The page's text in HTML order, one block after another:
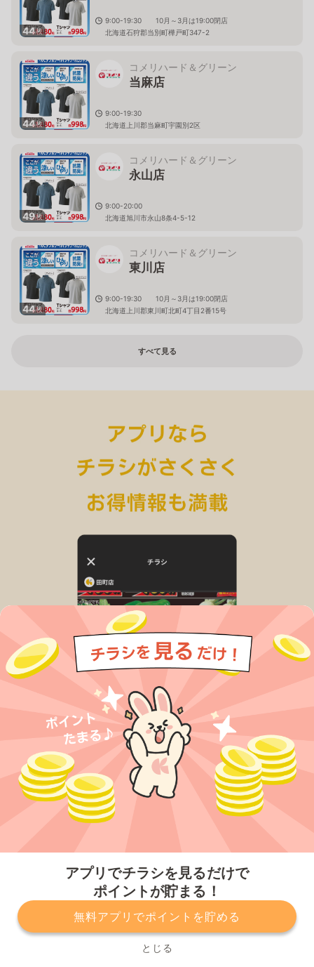
アプリでチラシを見るだけで
ポイントが貯まる！
無料アプリでポイントを貯める
とじる
44枚
9:00-19:30 10月～3月は19:00閉店
北海道石狩郡当別町樺戸町347-2
44枚
コメリハード＆グリーン
当麻店
9:00-19:30
北海道上川郡当麻町宇園別2区
49枚
コメリハード＆グリーン
永山店
9:00-20:00
北海道旭川市永山8条4-5-12
44枚
コメリハード＆グリーン
東川店
9:00-19:30 10月～3月は19:00閉店
北海道上川郡東川町北町4丁目2番15号
すべて見る
プライバシーポリシー 利用規約
運営会社
サービスに関してのお問い合わせ